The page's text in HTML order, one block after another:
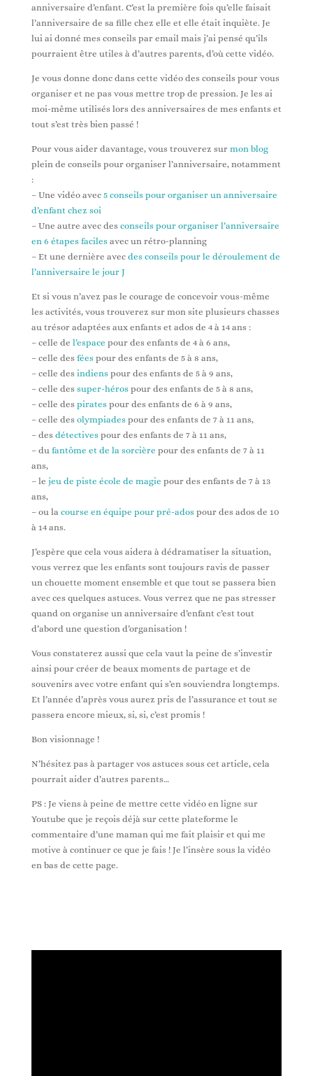
anniversaire d’enfant. C’est la première fois qu’elle faisait
l’anniversaire de sa fille chez elle et elle était inquiète. Je
lui ai donné mes conseils par email mais j’ai pensé qu’ils
pourraient être utiles à d’autres parents, d’où cette vidéo.
Je vous donne donc dans cette vidéo des conseils pour vous
organiser et ne pas vous mettre trop de pression. Je les ai
moi-même utilisés lors des anniversaires de mes enfants et
tout s’est très bien passé !
Pour vous aider davantage, vous trouverez sur mon blog
plein de conseils pour organiser l’anniversaire, notamment
:
– Une vidéo avec 5 conseils pour organiser un anniversaire
d’enfant chez soi
– Une autre avec des conseils pour organiser l’anniversaire
en 6 étapes facilesavec un rétro-planning
– Et une dernière avec des conseils pour le déroulement de
l’anniversaire le jour J
Et si vous n’avez pas le courage de concevoir vous-même
les activités, vous trouverez sur mon site plusieurs chasses
au trésor adaptées aux enfants et ados de 4 à 14 ans :
– celle de l’espace pour des enfants de 4 à 6 ans,
– celle des féespour des enfants de 5 à 8 ans,
– celle des indienspour des enfants de 5 à 9 ans,
– celle des super-hérospour des enfants de 5 à 8 ans,
– celle des piratespour des enfants de 6 à 9 ans,
– celle des olympiadespour des enfants de 7 à 11 ans,
– des détectivespour des enfants de 7 à 11 ans,
– du fantôme et de la sorcière pour des enfants de 7 à 11
ans,
– le jeu de piste école de magie pour des enfants de 7 à 13
ans,
– ou la course en équipe pour pré-adospour des ados de 10
à 14 ans.
J’espère que cela vous aidera à dédramatiser la situation,
vous verrez que les enfants sont toujours ravis de passer
un chouette moment ensemble et que tout se passera bien
avec ces quelques astuces. Vous verrez que ne pas stresser
quand on organise un anniversaire d’enfant c’est tout
d’abord une question d’organisation !
Vous constaterez aussi que cela vaut la peine de s’investir
ainsi pour créer de beaux moments de partage et de
souvenirs avec votre enfant qui s’en souviendra longtemps.
Et l’année d’après vous aurez pris de l’assurance et tout se
passera encore mieux, si, si, c’est promis !
Bon visionnage !
N’hésitez pas à partager vos astuces sous cet article, cela
pourrait aider d’autres parents…
PS : Je viens à peine de mettre cette vidéo en ligne sur
Youtube que je reçois déjà sur cette plateforme le
commentaire d’une maman qui me fait plaisir et qui me
motive à continuer ce que je fais ! Je l’insère sous la vidéo
en bas de cette page.